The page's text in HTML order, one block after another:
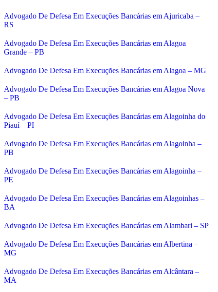
Advogado De Defesa Em Execuções Bancárias em Ajuricaba –
RS
Advogado De Defesa Em Execuções Bancárias em Alagoa
Grande – PB
Advogado De Defesa Em Execuções Bancárias em Alagoa – MG
Advogado De Defesa Em Execuções Bancárias em Alagoa Nova
– PB
Advogado De Defesa Em Execuções Bancárias em Alagoinha do
Piauí – PI
Advogado De Defesa Em Execuções Bancárias em Alagoinha –
PB
Advogado De Defesa Em Execuções Bancárias em Alagoinha –
PE
Advogado De Defesa Em Execuções Bancárias em Alagoinhas –
BA
Advogado De Defesa Em Execuções Bancárias em Alambari – SP
Advogado De Defesa Em Execuções Bancárias em Albertina –
MG
Advogado De Defesa Em Execuções Bancárias em Alcântara –
MA